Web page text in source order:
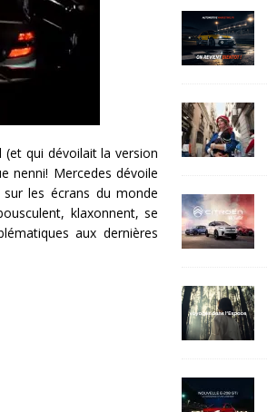
qui dévoilait la version
nenni! Mercedes dévoile
les écrans du monde
klaxonnent, se
aux dernières